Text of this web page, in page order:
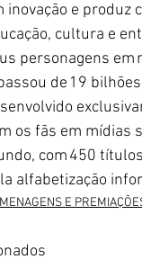
inovação e produz
cultura e
personagens em
passou de 19
os fãs em mídias
com 450
alfabetização
E